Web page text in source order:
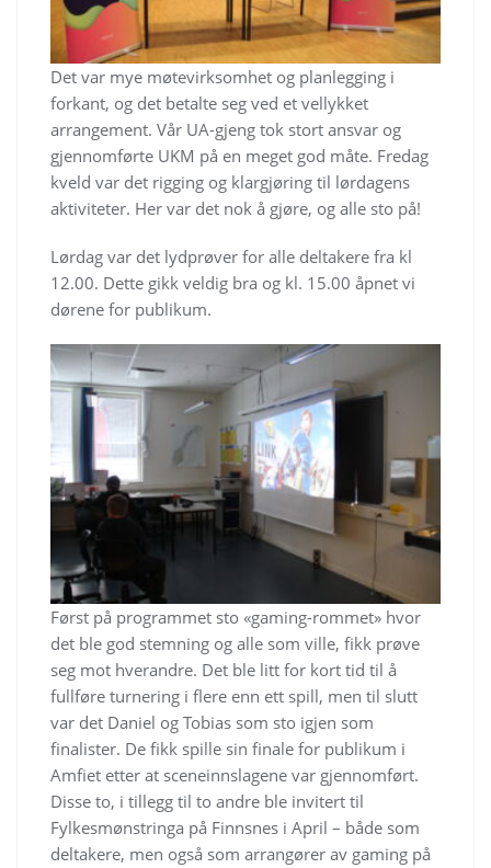
Det var mye møtevirksomhet og planlegging i
forkant, og det betalte seg ved et vellykket
arrangement. Vår UA-gjeng tok stort ansvar og
gjennomførte UKM på en meget god måte. Fredag
kveld var det rigging og klargjøring til lørdagens
aktiviteter. Her var det nok å gjøre, og alle sto på!
Lørdag var det lydprøver for alle deltakere fra kl
12.00. Dette gikk veldig bra og kl. 15.00 åpnet vi
dørene for publikum.
Først på programmet sto «gaming-rommet» hvor
det ble god stemning og alle som ville, fikk prøve
seg mot hverandre. Det ble litt for kort tid til å
fullføre turnering i flere enn ett spill, men til slutt
var det Daniel og Tobias som sto igjen som
finalister. De fikk spille sin finale for publikum i
Amfiet etter at sceneinnslagene var gjennomført.
Disse to, i tillegg til to andre ble invitert til
Fylkesmønstringa på Finnsnes i April – både som
deltakere, men også som arrangører av gaming på